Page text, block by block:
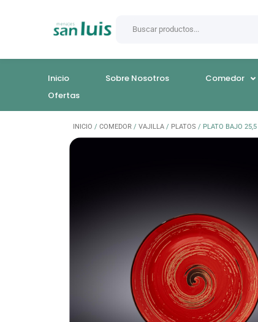
Inicio Sobre Nosotros Comedor
Ofertas
INICIO / COMEDOR / VAJILLA / PLATOS / PLATO BAJO